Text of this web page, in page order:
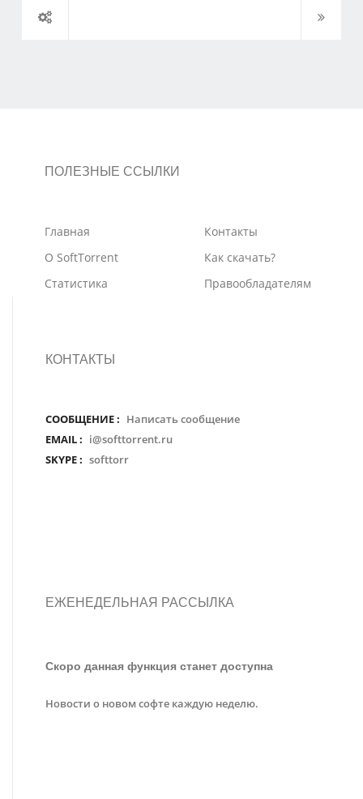
ПОЛЕЗНЫЕ ССЫЛКИ
Главная
О SoftTorrent
Статистика
Контакты
Как скачать?
Правообладателям
КОНТАКТЫ
СООБЩЕНИЕ : Написать сообщение
EMAIL : i@softtorrent.ru
SKYPE : softtorr
ЕЖЕНЕДЕЛЬНАЯ РАССЫЛКА
Скоро данная функция станет доступна
Новости о новом софте каждую неделю.